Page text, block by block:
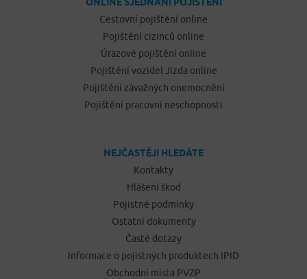
Cestovní pojištění online
Pojištění cizinců online
Úrazové pojištění online
Pojištění vozidel Jízda online
Pojištění závažných onemocnění
Pojištění pracovní neschopnosti
NEJČASTĚJI HLEDÁTE
Kontakty
Hlášení škod
Pojistné podmínky
Ostatní dokumenty
Časté dotazy
Informace o pojistných produktech IPID
Obchodní místa PVZP